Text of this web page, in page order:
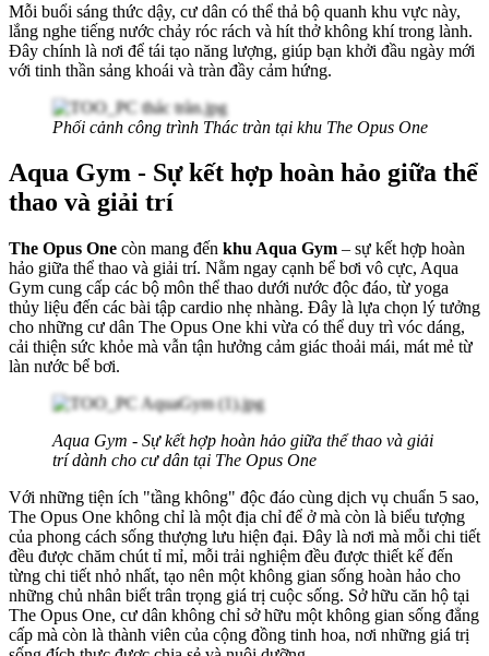
Mỗi buổi sáng thức dậy, cư dân có thể thả bộ quanh khu vực này,
lắng nghe tiếng nước chảy róc rách và hít thở không khí trong lành.
Đây chính là nơi để tái tạo năng lượng, giúp bạn khởi đầu ngày mới
với tinh thần sảng khoái và tràn đầy cảm hứng.
Phối cảnh công trình Thác tràn tại khu The Opus One
Aqua Gym - Sự kết hợp hoàn hảo giữa thể
thao và giải trí
The Opus One còn mang đến khu Aqua Gym – sự kết hợp hoàn
hảo giữa thể thao và giải trí. Nằm ngay cạnh bể bơi vô cực, Aqua
Gym cung cấp các bộ môn thể thao dưới nước độc đáo, từ yoga
thủy liệu đến các bài tập cardio nhẹ nhàng. Đây là lựa chọn lý tưởng
cho những cư dân The Opus One khi vừa có thể duy trì vóc dáng,
cải thiện sức khỏe mà vẫn tận hưởng cảm giác thoải mái, mát mẻ từ
làn nước bể bơi.
Aqua Gym - Sự kết hợp hoàn hảo giữa thể thao và giải
trí dành cho cư dân tại The Opus One
Với những tiện ích "tầng không" độc đáo cùng dịch vụ chuẩn 5 sao,
The Opus One không chỉ là một địa chỉ để ở mà còn là biểu tượng
của phong cách sống thượng lưu hiện đại. Đây là nơi mà mỗi chi tiết
đều được chăm chút tỉ mỉ, mỗi trải nghiệm đều được thiết kế đến
từng chi tiết nhỏ nhất, tạo nên một không gian sống hoàn hảo cho
những chủ nhân biết trân trọng giá trị cuộc sống. Sở hữu căn hộ tại
The Opus One, cư dân không chỉ sở hữu một không gian sống đẳng
cấp mà còn là thành viên của cộng đồng tinh hoa, nơi những giá trị